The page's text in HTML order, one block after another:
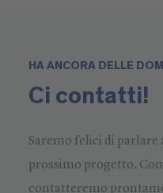
HA ANCORA DELLE
Ci contatti!
Saremo felici di parlare
prossimo progetto.
contatteremo